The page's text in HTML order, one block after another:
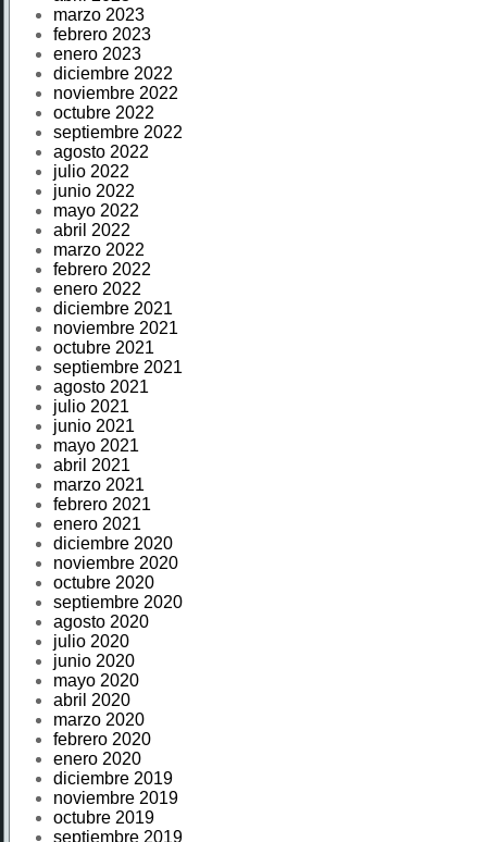
marzo 2023
febrero 2023
enero 2023
diciembre 2022
noviembre 2022
octubre 2022
septiembre 2022
agosto 2022
julio 2022
junio 2022
mayo 2022
abril 2022
marzo 2022
febrero 2022
enero 2022
diciembre 2021
noviembre 2021
octubre 2021
septiembre 2021
agosto 2021
julio 2021
junio 2021
mayo 2021
abril 2021
marzo 2021
febrero 2021
enero 2021
diciembre 2020
noviembre 2020
octubre 2020
septiembre 2020
agosto 2020
julio 2020
junio 2020
mayo 2020
abril 2020
marzo 2020
febrero 2020
enero 2020
diciembre 2019
noviembre 2019
octubre 2019
septiembre 2019